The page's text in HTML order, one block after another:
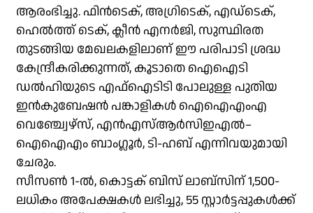
ആരംഭിച്ചു. ഫിൻടെക്, അഗ്രിടെക്, എഡ്ടെക്,
ഹെൽത്ത് ടെക്, ക്ലീൻ എനർജി, സുസ്ഥിരത
തുടങ്ങിയ മേഖലകളിലാണ് ഈ പരിപാടി ശ്രദ്ധ
കേന്ദ്രീകരിക്കുന്നത്, കൂടാതെ ഐഐടി
ഡൽഹിയുടെ എഫ്ഐടിടി പോലുള്ള പുതിയ
ഇൻകുബേഷൻ പങ്കാളികൾ ഐഐഎംഎ
വെഞ്ച്വേഴ്സ്, എൻഎസ്ആർസിഇഎൽ–
ഐഐഎം ബാംഗ്ലൂർ, ടി-ഹബ് എന്നിവയുമായി
ചേരും.
സീസൺ 1-ൽ, കൊട്ടക് ബിസ് ലാബ്സിന് 1,500-
ലധികം അപേക്ഷകൾ ലഭിച്ചു, 55 സ്റ്റാർട്ടപ്പുകൾക്ക്